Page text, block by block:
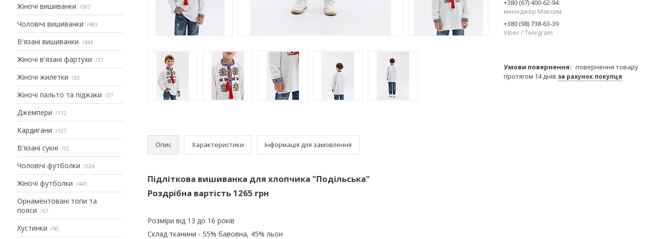
Жіночі вишиванки 593
Чоловічі вишиванки 493
В'язані вишиванки 444
Жіночі в'язані фартухи 37
Жіночі жилетки 33
Жіночі пальто та піджаки 27
Джемпери 112
Кардигани 127
В'язані сукні 32
Чоловічі футболки 224
Жіночі футболки 441
Орнаментовані топи та
пояси
67
Хустинки 50
Опис Характеристики Інформація для замовлення
Підліткова вишиванка для хлопчика "Подільська"
Роздрібна вартість 1265 грн
Розміри від 13 до 16 років
Склад тканини - 55% бавовна, 45% льон
+380 (67) 400-62-94
менеджер Максим
+380 (98) 738-63-39
Viber / Telegram
повернення товару
протягом 14 днів за рахунок покупця